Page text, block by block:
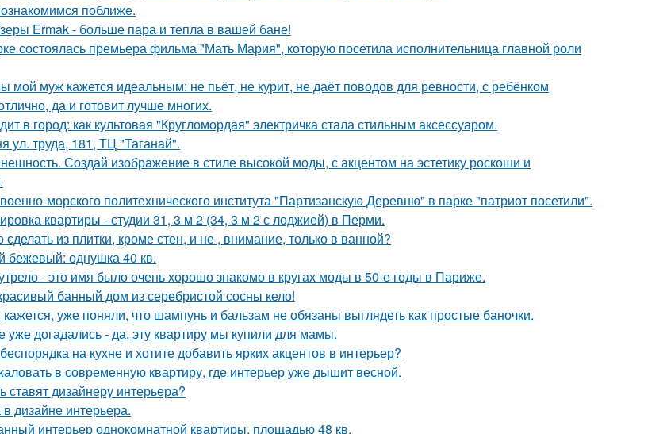
поближе.
Ermak - больше пара и тепла в вашей бане!
состоялась премьера фильма "Мать Мария", которую посетила исполнительница главной роли
мой муж кажется идеальным: не пьёт, не курит, не даёт поводов для ревности, с ребёнком
да и готовит лучше многих.
в город: как культовая "Кругломордая" электричка стала стильным аксессуаром.
ул. труда, 181, ТЦ "Таганай".
Создай изображение в стиле высокой моды, с акцентом на эстетику роскоши и
морского политехнического института "Партизанскую Деревню" в парке "патриот посетили".
квартиры - студии 31, 3 м 2 (34, 3 м 2 с лоджией) в Перми.
из плитки, кроме стен, и не , внимание, только в ванной?
бежевый: однушка 40 кв.
- это имя было очень хорошо знакомо в кругах моды в 50-е годы в Париже.
банный дом из серебристой сосны кело!
уже поняли, что шампунь и бальзам не обязаны выглядеть как простые баночки.
уже догадались - да, эту квартиру мы купили для мамы.
на кухне и хотите добавить ярких акцентов в интерьер?
в современную квартиру, где интерьер уже дышит весной.
ставят дизайнеру интерьера?
в дизайне интерьера.
интерьер однокомнатной квартиры, площадью 48 кв.